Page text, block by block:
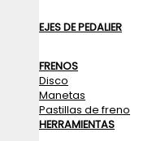
EJES DE PEDALIER
FRENOS
Disco
Manetas
Pastillas de freno
HERRAMIENTAS